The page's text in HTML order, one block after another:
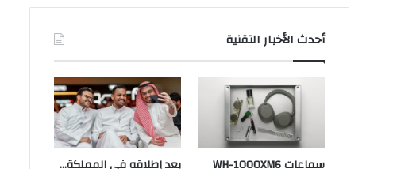
أحدث الأخبار التقنية